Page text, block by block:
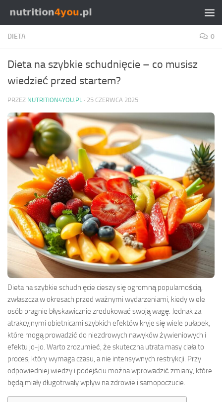
Przejdź do treści
DIETA 0
Dieta na szybkie schudnięcie – co musisz
wiedzieć przed startem?
PRZEZ NUTRITION4YOU.PL · 25 CZERWCA 2025
Dieta na szybkie schudnięcie cieszy się ogromną popularnością,
zwłaszcza w okresach przed ważnymi wydarzeniami, kiedy wiele
osób pragnie błyskawicznie zredukować swoją wagę. Jednak za
atrakcyjnymi obietnicami szybkich efektów kryje się wiele pułapek,
które mogą prowadzić do niezdrowych nawyków żywieniowych i
efektu jo-jo. Warto zrozumieć, że skuteczna utrata masy ciała to
proces, który wymaga czasu, a nie intensywnych restrykcji. Przy
odpowiedniej wiedzy i podejściu można wprowadzić zmiany, które
będą miały długotrwały wpływ na zdrowie i samopoczucie.